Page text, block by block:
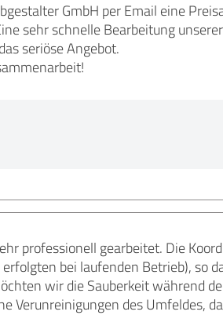
GmbH per Email eine
sehr schnelle Bearbeitung
seriöse Angebot.
professionell gearbeitet. Die
bei laufenden Betrieb), so
wir die Sauberkeit während
Verunreinigungen des Umfeldes,